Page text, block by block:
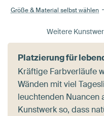
Größe & Material selbst wählen
Weitere
Platzierung für
Kräftige Farbverläufe
Wänden mit viel
leuchtenden Nuancen
Kunstwerk so, dass